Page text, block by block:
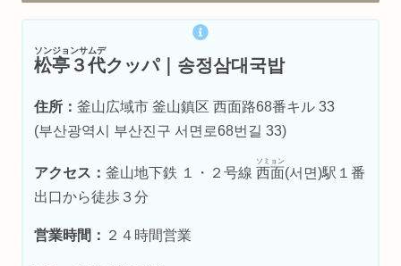
松亭３代
ソンジョンサムデ
クッパ｜송정삼대국밥
住所：釜山広域市 釜山鎮区 西面路68番キル 33
(부산광역시 부산진구 서면로68번길 33)
アクセス：釜山地下鉄 １・２号線 西面
ソミョン
(서면)駅１番
出口から徒歩３分
営業時間： ２４時間営業